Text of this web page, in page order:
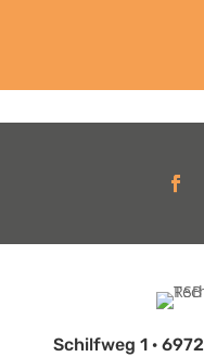
Schilfweg 1 ·